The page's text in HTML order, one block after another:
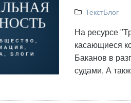
ТекстБлог
На ресурсе
касающиеся
Баканов в
судами, А